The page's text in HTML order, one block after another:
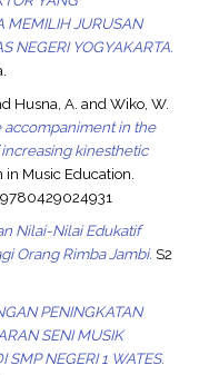
MEMILIH JURUSAN
NEGERI YOGYAKARTA.
Husna, A. and Wiko, W.
in the
kinesthetic
Music Education.
Nilai-Nilai Edukatif
Orang Rimba Jambi. S2
PENINGKATAN
SENI MUSIK
NEGERI 1 WATES.